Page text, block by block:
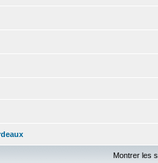
Montrer les